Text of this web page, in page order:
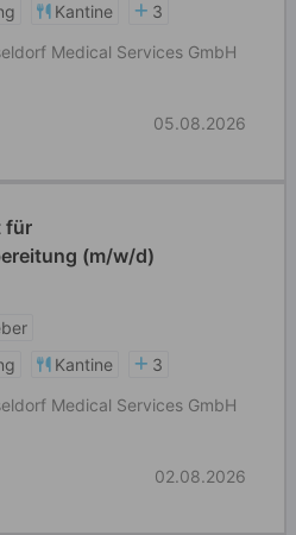
Kantine
3
Medical Services GmbH
05.08.2026
für
(m/w/d)
Kantine
3
Medical Services GmbH
02.08.2026